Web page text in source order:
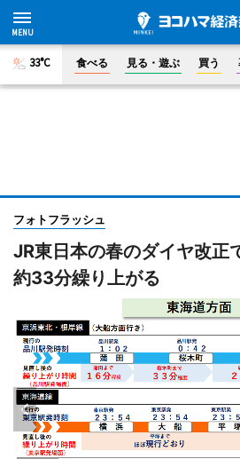
33°C 食べる 見る・遊ぶ 買う
フォトフラッシュ
JR東日本の春のダイヤ改正
約33分繰り上がる